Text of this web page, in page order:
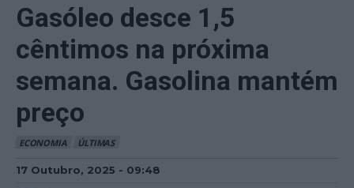
Gasóleo desce 1,5
cêntimos na próxima
semana. Gasolina mantém
preço
ECONOMIA ÚLTIMAS
17 Outubro, 2025 - 09:48